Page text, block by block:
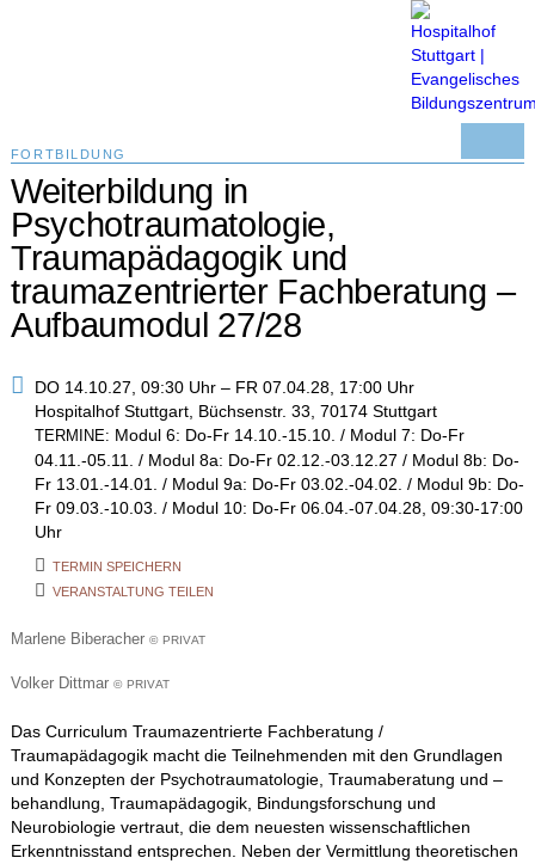
FORTBILDUNG
Weiterbildung in
Psychotraumatologie,
Traumapädagogik und
traumazentrierter Fachberatung –
Aufbaumodul 27/28
DO 14.10.27, 09:30 Uhr – FR 07.04.28, 17:00 Uhr
Hospitalhof Stuttgart, Büchsenstr. 33, 70174 Stuttgart
TERMINE: Modul 6: Do-Fr 14.10.-15.10. / Modul 7: Do-Fr
04.11.-05.11. / Modul 8a: Do-Fr 02.12.-03.12.27 / Modul 8b: Do-
Fr 13.01.-14.01. / Modul 9a: Do-Fr 03.02.-04.02. / Modul 9b: Do-
Fr 09.03.-10.03. / Modul 10: Do-Fr 06.04.-07.04.28, 09:30-17:00
Uhr
TERMIN SPEICHERN
VERANSTALTUNG TEILEN
Marlene Biberacher © PRIVAT
Volker Dittmar © PRIVAT
Das Curriculum Traumazentrierte Fachberatung /
Traumapädagogik macht die Teilnehmenden mit den Grundlagen
und Konzepten der Psychotraumatologie, Traumaberatung und –
behandlung, Traumapädagogik, Bindungsforschung und
Neurobiologie vertraut, die dem neuesten wissenschaftlichen
Erkenntnisstand entsprechen. Neben der Vermittlung theoretischen